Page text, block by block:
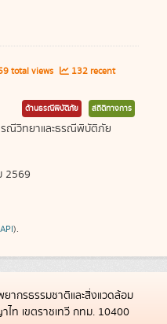
total views
132 recent
ด้านธรณีพิบัติภัย สถิติทางการ
รณีวิทยาและธรณีพิบัติภัย
2569
).
ากรธรรมชาติและสิ่งแวดล้อม
ท เขตราชเทวี กทม. 10400